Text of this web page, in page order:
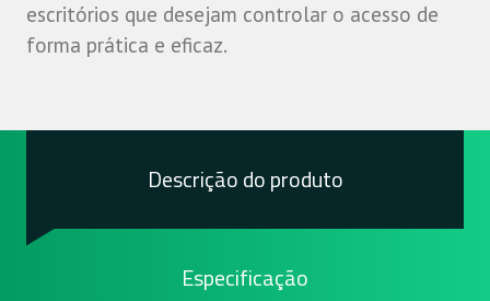
escritórios que desejam controlar o acesso de
forma prática e eficaz.
Descrição do produto
Especificação